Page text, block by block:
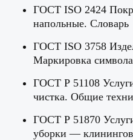
ГОСТ ISO 2424
напольные. Словарь
ГОСТ ISO 3758
Маркировка
ГОСТ Р 51108
чистка. Общие
ГОСТ Р 51870
уборки —